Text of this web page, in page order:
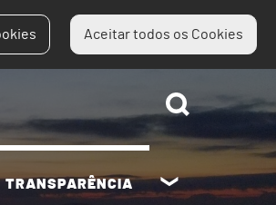
Aceitar todos os Cookies
TRANSPARÊNCIA